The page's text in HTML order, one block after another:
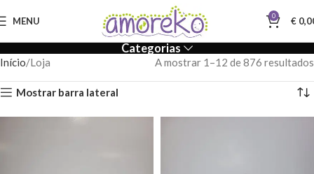
MENU 0 €
Categorias
Início Loja A mostrar 1–12 de 876 resultados
Mostrar barra lateral